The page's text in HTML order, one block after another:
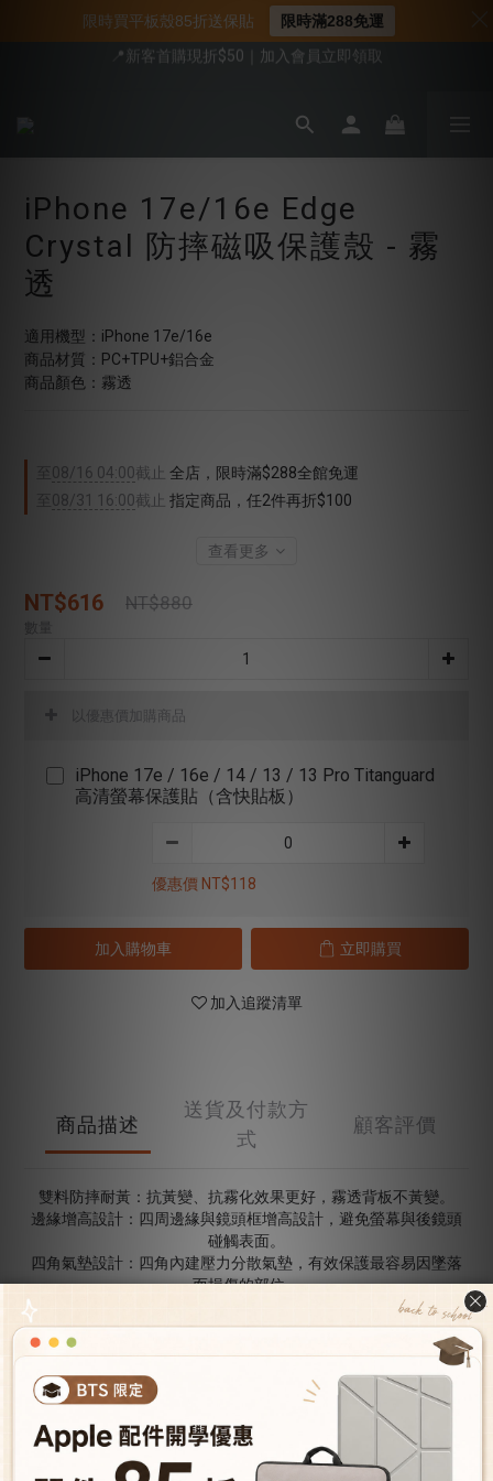
📍新客首購現折$50｜加入會員立即領取
📍新客首購現折$50｜加入會員立即領取
iPhone 17e/16e Edge
Crystal 防摔磁吸保護殼 - 霧
透
適用機型：iPhone 17e/16e
商品材質：PC+TPU+鋁合金
商品顏色：霧透
08/16 04:00截止
全店，限時滿$288全館免運
08/31 16:00截止 指定商品，任2件再折$100
查看更多
NT$616 NT$880
以優惠價加購商品
iPhone 17e / 16e / 14 / 13 / 13 Pro Titanguard
高清螢幕保護貼（含快貼板）
優惠價 NT$118
加入購物車 立即購買
加入追蹤清單
商品描述
送貨及付款方
式
顧客評價
雙料防摔耐黃：抗黃變、抗霧化效果更好，霧透背板不黃變。
邊緣增高設計：四周邊緣與鏡頭框增高設計，避免螢幕與後鏡頭
碰觸表面。
四角氣墊設計：四角內建壓力分散氣墊，有效保護最容易因墜落
而損傷的部位。
軍規等級：使用軍規等級製作，有效防摔防震。
精準開孔：精準開孔，按鍵絕佳回饋，不干擾原廠功能。
兼容磁吸無線充電：可兼容磁吸無線充電以及所有磁吸手機配
分離按鍵：搭配金屬按鍵，質感升級，操作更方便。
金屬鏡頭框設計：鋁合金鏡頭框，防護與質感兼具。
限時買平板殼85折送保貼 限時滿288免運